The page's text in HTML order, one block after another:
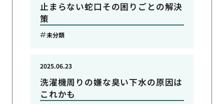
止まらない蛇口その困りごとの解決
策
未分類
洗濯機周りの嫌な臭い下水の原因は
これかも
2025.06.23